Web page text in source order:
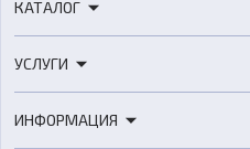
КАТАЛОГ
3D-сканеры
Расходные материалы
УСЛУГИ
3D-моделирование
ИНФОРМАЦИЯ